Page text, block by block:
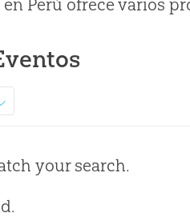
Perú ofrece varios
your search.